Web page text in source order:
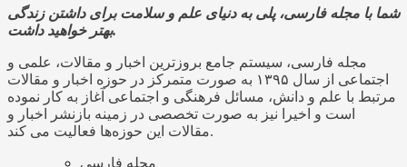
شما با مجله فارسی، پلی به دنیای علم و سلامت برای داشتن زندگی
بهتر خواهید داشت.
مجله فارسی، سیستم جامع بروزترین اخبار و مقالات، علمی و
اجتماعی از سال ۱۳۹۵ به صورت متمرکز در حوزه اخبار و مقالات
مرتبط با علم و دانش، مسائل فرهنگی و اجتماعی آغاز به کار نموده
است و اخیرا نیز به صورت تخصصی در زمینه بازنشر اخبار و
مقالات این حوزه‌ها فعالیت می کند.
مجله فارسی